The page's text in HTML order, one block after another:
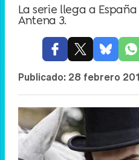
La serie llega a
Antena 3.
Publicado: 28 febrero